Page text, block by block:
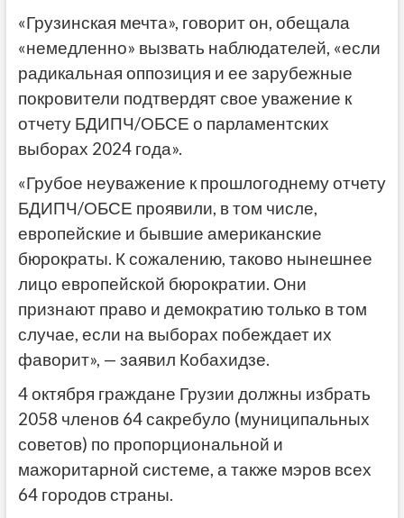
«Грузинская мечта», говорит он, обещала
«немедленно» вызвать наблюдателей, «если
радикальная оппозиция и ее зарубежные
покровители подтвердят свое уважение к
отчету БДИПЧ/ОБСЕ о парламентских
выборах 2024 года».
«Грубое неуважение к прошлогоднему отчету
БДИПЧ/ОБСЕ проявили, в том числе,
европейские и бывшие американские
бюрократы. К сожалению, таково нынешнее
лицо европейской бюрократии. Они
признают право и демократию только в том
случае, если на выборах побеждает их
фаворит», — заявил Кобахидзе.
4 октября граждане Грузии должны избрать
2058 членов 64 сакребуло (муниципальных
советов) по пропорциональной и
мажоритарной системе, а также мэров всех
64 городов страны.